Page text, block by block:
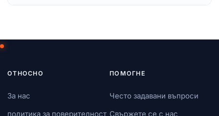
ОТНОСНО
За нас
политика за поверителност
ПОМОГНЕ
Често задавани въпроси
Свържете се с нас